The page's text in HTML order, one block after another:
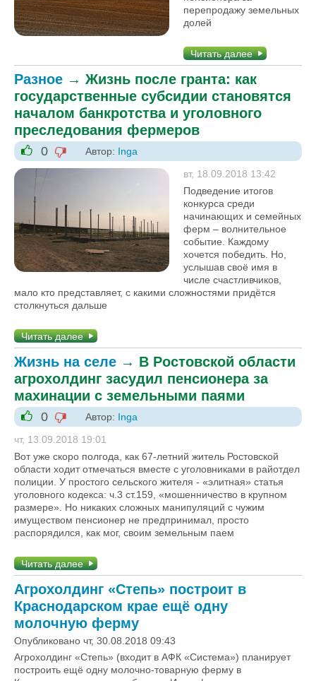
перепродажу земельных
долей
Читать далее
Разное → Жизнь после гранта: как
государственные субсидии становятся
началом банкротства и уголовного
преследования фермеров
+1
0
-1
Автор: Inga
вт, 18.09.2018 13:42
Подведение итогов
конкурса среди
начинающих и семейных
ферм – волнительное
событие. Каждому
хочется победить. Но,
услышав своё имя в
числе счастливчиков,
мало кто представляет, с какими сложностями придётся
столкнуться дальше
Читать далее
Жизнь на селе → В Ростовской области
агрохолдинг засудил пенсионера за
махинации с земельными паями
+1
0
-1
Автор: Inga
чт, 13.09.2018 19:01
Вот уже скоро полгода, как 67-летний житель Ростовской
области ходит отмечаться вместе с уголовниками в райотдел
полиции. У простого сельского жителя - «элитная» статья
уголовного кодекса: ч.3 ст.159, «мошенничество в крупном
размере». Но никаких сложных манипуляций с чужим
имуществом пенсионер не предпринимал, просто
распорядился, как мог, своим земельным паем
Читать далее
Агрохолдинг «Степь» построит в
Краснодарском крае ещё одну
молочную ферму
Опубликовано чт, 30.08.2018 09:43
Агрохолдинг «Степь» (входит в АФК «Система») планирует
построить ещё одну молочно-товарную ферму в